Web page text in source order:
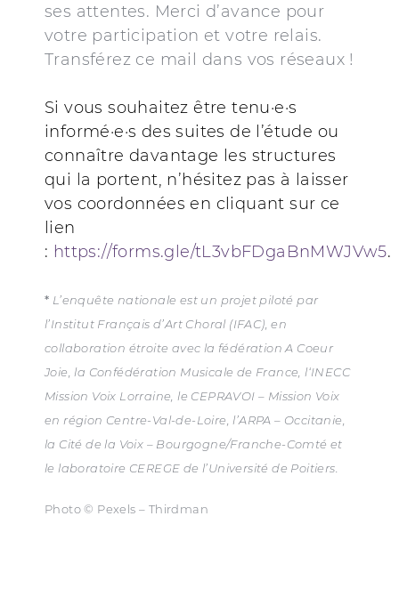
ses attentes. Merci d’avance pour
votre participation et votre relais.
Transférez ce mail dans vos réseaux !
Si vous souhaitez être tenu·e·s
informé·e·s des suites de l’étude ou
connaître davantage les structures
qui la portent, n’hésitez pas à laisser
vos coordonnées en cliquant sur ce
lien
: https://forms.gle/tL3vbFDgaBnMWJVw5.
* L’enquête nationale est un projet piloté par
l’Institut Français d’Art Choral (IFAC), en
collaboration étroite avec la fédération A Coeur
Joie, la Confédération Musicale de France, l‘INECC
Mission Voix Lorraine, le CEPRAVOI – Mission Voix
en région Centre-Val-de-Loire, l’ARPA – Occitanie,
la Cité de la Voix – Bourgogne/Franche-Comté et
le laboratoire CEREGE de l’Université de Poitiers.
Photo © Pexels – Thirdman